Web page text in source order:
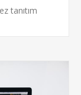
tanıtım
için belirli
oldukları